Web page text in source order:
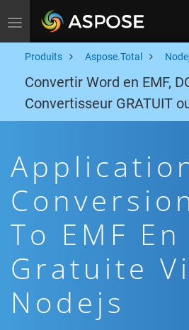
Toggle navigation
Produits Aspose.Total
Convertir Word en EMF,
Convertisseur GRATUIT
To EMF
Gratuite
Nodejs